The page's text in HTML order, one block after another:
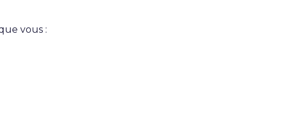
vous :